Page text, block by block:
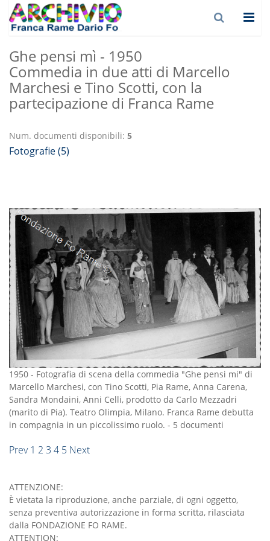
Ghe pensi mì - 1950
Commedia in due atti di Marcello
Marchesi e Tino Scotti, con la
partecipazione di Franca Rame
Num. documenti disponibili: 5
Fotografie (5)
1950 - Fotografia di scena della commedia "Ghe pensi mi" di
Marcello Marchesi, con Tino Scotti, Pia Rame, Anna Carena,
Sandra Mondaini, Anni Celli, prodotto da Carlo Mezzadri
(marito di Pia). Teatro Olimpia, Milano. Franca Rame debutta
in compagnia in un piccolissimo ruolo. - 5 documenti
Prev 1 2 3 4 5 Next
ATTENZIONE:
È vietata la riproduzione, anche parziale, di ogni oggetto,
senza preventiva autorizzazione in forma scritta, rilasciata
dalla FONDAZIONE FO RAME.
ATTENTION: